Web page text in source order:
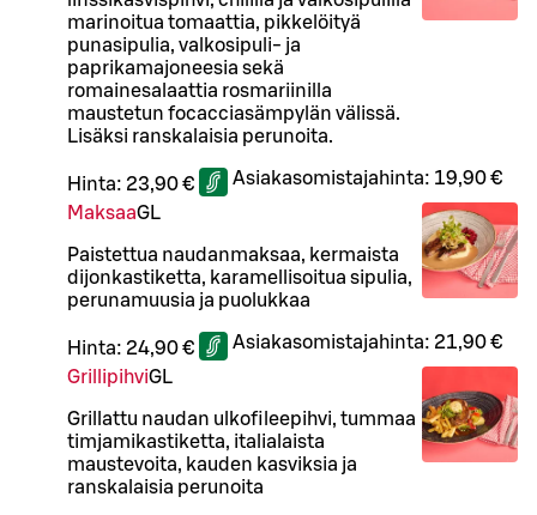
marinoitua tomaattia, pikkelöityä
punasipulia, valkosipuli- ja
paprikamajoneesia sekä
romainesalaattia rosmariinilla
maustetun focacciasämpylän välissä.
Lisäksi ranskalaisia perunoita.
Hinta: 23,90 € Asiakasomistajahinta: 19,90 €
MaksaaGL
Paistettua naudanmaksaa, kermaista
dijonkastiketta, karamellisoitua sipulia,
perunamuusia ja puolukkaa
Hinta: 24,90 € Asiakasomistajahinta: 21,90 €
GrillipihviGL
Grillattu naudan ulkofileepihvi, tummaa
timjamikastiketta, italialaista
maustevoita, kauden kasviksia ja
ranskalaisia perunoita